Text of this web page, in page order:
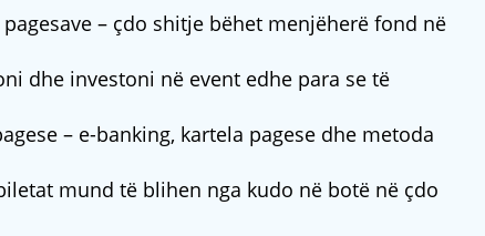
– çdo shitje bëhet menjëherë fond në
dhe investoni në event edhe para se të
– e-banking, kartela pagese dhe metoda
mund të blihen nga kudo në botë në çdo